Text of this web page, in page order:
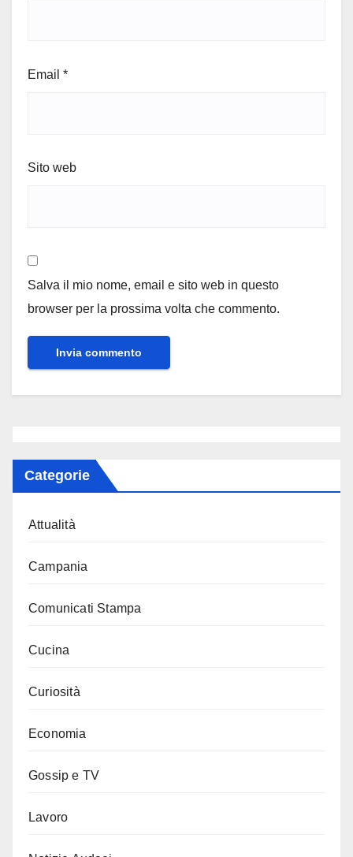
Email *
Sito web
Salva il mio nome, email e sito web in questo
browser per la prossima volta che commento.
Categorie
Attualità
Campania
Comunicati Stampa
Cucina
Curiosità
Economia
Gossip e TV
Lavoro